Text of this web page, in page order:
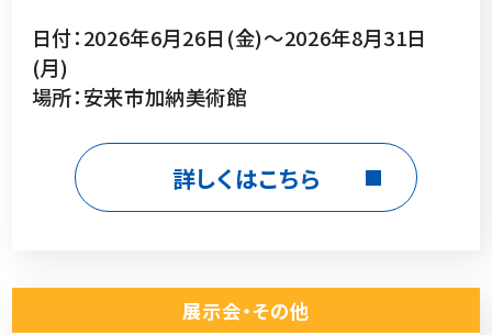
日付：2026年6月26日(金)～2026年8月31日
(月)
場所：安来市加納美術館
詳しくはこちら
展示会・その他